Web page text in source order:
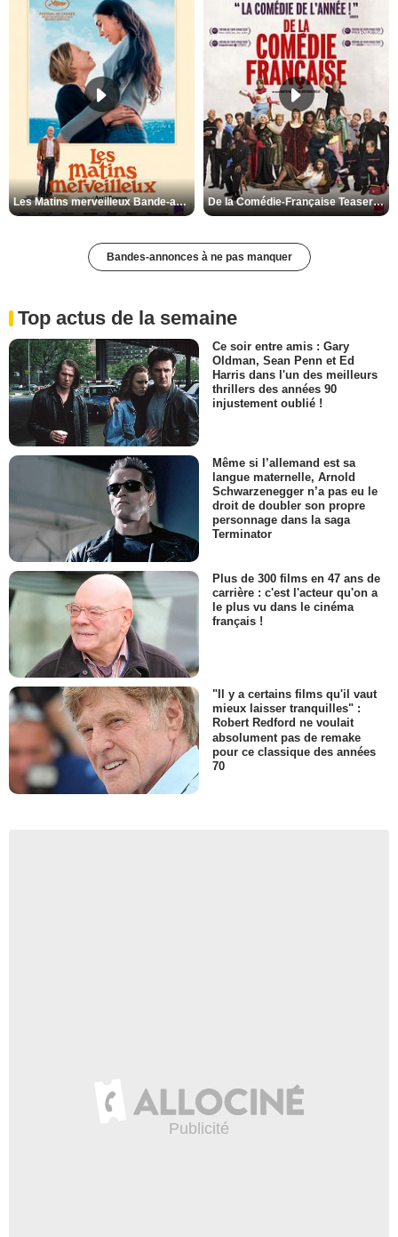
Les Matins merveilleux Bande-annonce VF De la Comédie-Française Teaser VF
Bandes-annonces à ne pas manquer
Top actus de la semaine
Ce soir entre amis : Gary
Oldman, Sean Penn et Ed
Harris dans l'un des meilleurs
thrillers des années 90
injustement oublié !
Même si l’allemand est sa
langue maternelle, Arnold
Schwarzenegger n’a pas eu le
droit de doubler son propre
personnage dans la saga
Terminator
Plus de 300 films en 47 ans de
carrière : c'est l'acteur qu'on a
le plus vu dans le cinéma
français !
"Il y a certains films qu'il vaut
mieux laisser tranquilles" :
Robert Redford ne voulait
absolument pas de remake
pour ce classique des années
70